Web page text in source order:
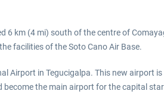
6 km (4 mi) south of the centre of
facilities of the Soto Cano Air Base.
Airport in Tegucigalpa. This new airport is
the main airport for the capital